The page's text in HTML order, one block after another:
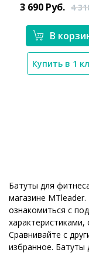
3 690 Руб. 4
В
Купить в 1
Батуты для
магазине
ознакомиться с
Сравнивайте с
избранное. Батуты